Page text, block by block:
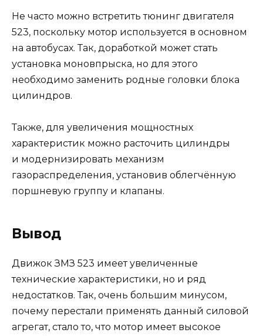
Не часто можно встретить тюнинг двигателя
523, поскольку мотор используется в основном
на автобусах. Так, доработкой может стать
установка моновпрыска, но для этого
необходимо заменить родные головки блока
цилиндров.
Также, для увеличения мощностных
характеристик можно расточить цилиндры
и модернизировать механизм
газораспределения, установив облегчённую
поршневую группу и клапаны.
Вывод
Движок ЗМЗ 523 имеет увеличенные
технические характеристики, но и ряд
недостатков. Так, очень большим минусом,
почему перестали применять данный силовой
агрегат, стало то, что мотор имеет высокое